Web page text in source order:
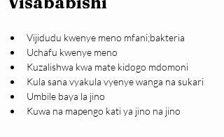
Vijidudu kwenye meno mfani;bakteria
Uchafu kwenye meno
Kuzalishwa kwa mate kidogo mdomoni
Kula sana vyakula vyenye wanga na sukari
Umbile baya la jino
Kuwa na mapengo kati ya jino na jino